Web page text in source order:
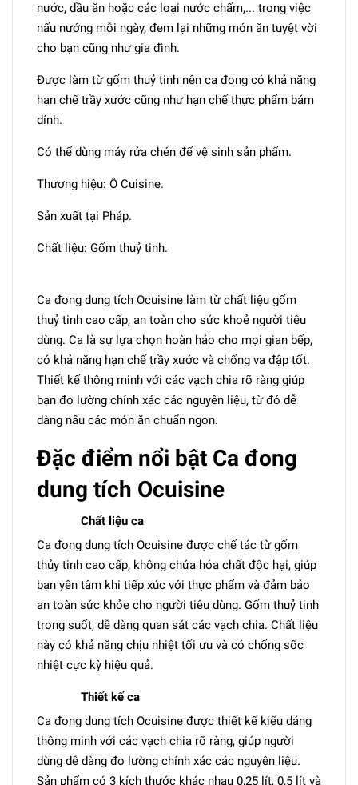
nước, dầu ăn hoặc các loại nước chấm,... trong việc
nấu nướng mỗi ngày, đem lại những món ăn tuyệt vời
cho bạn cũng như gia đình.
Được làm từ gốm thuỷ tinh nên ca đong có khả năng
hạn chế trầy xước cũng như hạn chế thực phẩm bám
dính.
Có thể dùng máy rửa chén để vệ sinh sản phẩm.
Thương hiệu: Ô Cuisine.
Sản xuất tại Pháp.
Chất liệu: Gốm thuỷ tinh.
Ca đong dung tích Ocuisine làm từ chất liệu gốm
thuỷ tinh cao cấp, an toàn cho sức khoẻ người tiêu
dùng. Ca là sự lựa chọn hoàn hảo cho mọi gian bếp,
có khả năng hạn chế trầy xước và chống va đập tốt.
Thiết kế thông minh với các vạch chia rõ ràng giúp
bạn đo lường chính xác các nguyên liệu, từ đó dễ
dàng nấu các món ăn chuẩn ngon.
Đặc điểm nổi bật Ca đong
dung tích Ocuisine
Chất liệu ca
Ca đong dung tích Ocuisine được chế tác từ gốm
thủy tinh cao cấp, không chứa hóa chất độc hại, giúp
bạn yên tâm khi tiếp xúc với thực phẩm và đảm bảo
an toàn sức khỏe cho người tiêu dùng. Gốm thuỷ tinh
trong suốt, dễ dàng quan sát các vạch chia. Chất liệu
này có khả năng chịu nhiệt tối ưu và có chống sốc
nhiệt cực kỳ hiệu quả.
Thiết kế ca
Ca đong dung tích Ocuisine được thiết kế kiểu dáng
thông minh với các vạch chia rõ ràng, giúp người
dùng dễ dàng đo lường chính xác các nguyên liệu.
Sản phẩm có 3 kích thước khác nhau 0,25 lít, 0,5 lít và